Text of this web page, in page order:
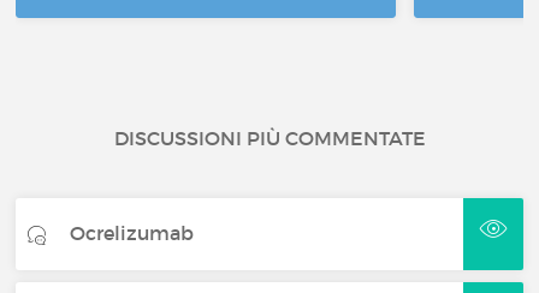
DISCUSSIONI PIÙ COMMENTATE
Ocrelizumab